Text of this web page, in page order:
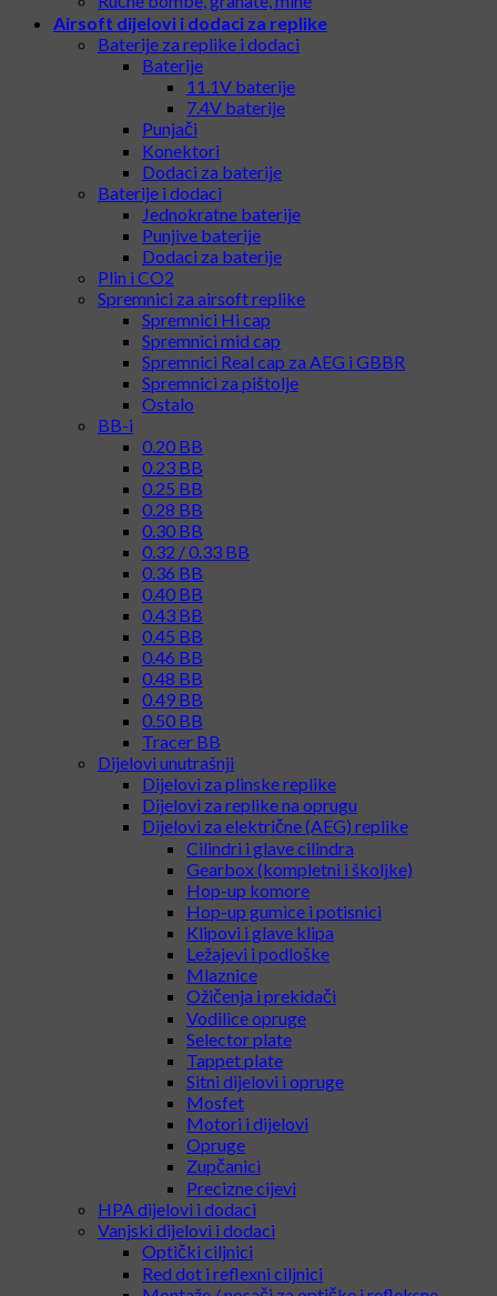
Airsoft dijelovi i dodaci za replike
Baterije za replike i dodaci
Baterije
11.1V baterije
7.4V baterije
Punjači
Konektori
Dodaci za baterije
Baterije i dodaci
Jednokratne baterije
Punjive baterije
Dodaci za baterije
Plin i CO2
Spremnici za airsoft replike
Spremnici Hi cap
Spremnici mid cap
Spremnici Real cap za AEG i GBBR
Spremnici za pištolje
Ostalo
BB-i
0.20 BB
0.23 BB
0.25 BB
0.28 BB
0.30 BB
0.32 / 0.33 BB
0.36 BB
0.40 BB
0.43 BB
0.45 BB
0.46 BB
0.48 BB
0.49 BB
0.50 BB
Tracer BB
Dijelovi unutrašnji
Dijelovi za plinske replike
Dijelovi za replike na oprugu
Dijelovi za električne (AEG) replike
Cilindri i glave cilindra
Gearbox (kompletni i školjke)
Hop-up komore
Hop-up gumice i potisnici
Klipovi i glave klipa
Ležajevi i podloške
Mlaznice
Ožičenja i prekidači
Vodilice opruge
Selector plate
Tappet plate
Sitni dijelovi i opruge
Mosfet
Motori i dijelovi
Opruge
Zupčanici
Precizne cijevi
HPA dijelovi i dodaci
Vanjski dijelovi i dodaci
Optički ciljnici
Red dot i reflexni ciljnici